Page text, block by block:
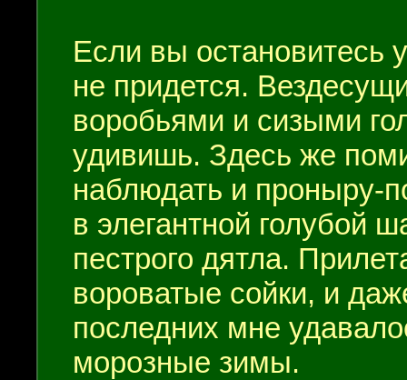
Если вы остановитесь
не придется.
воробьями и сизыми
удивишь. Здесь же
наблюдать и проныру-
в элегантной голубой
пестрого дятла.
вороватые сойки, и
последних мне
морозные зимы.